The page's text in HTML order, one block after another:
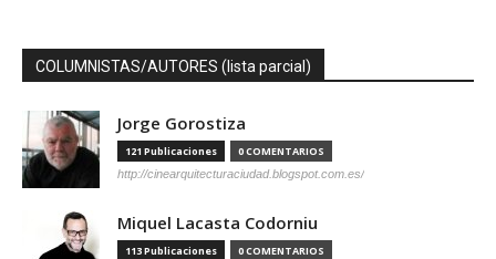
COLUMNISTAS/AUTORES (lista parcial)
Jorge Gorostiza
121 Publicaciones 0 COMENTARIOS
http://cinearquitecturaciudad.blogspot.com.es/
Miquel Lacasta Codorniu
113 Publicaciones 0 COMENTARIOS